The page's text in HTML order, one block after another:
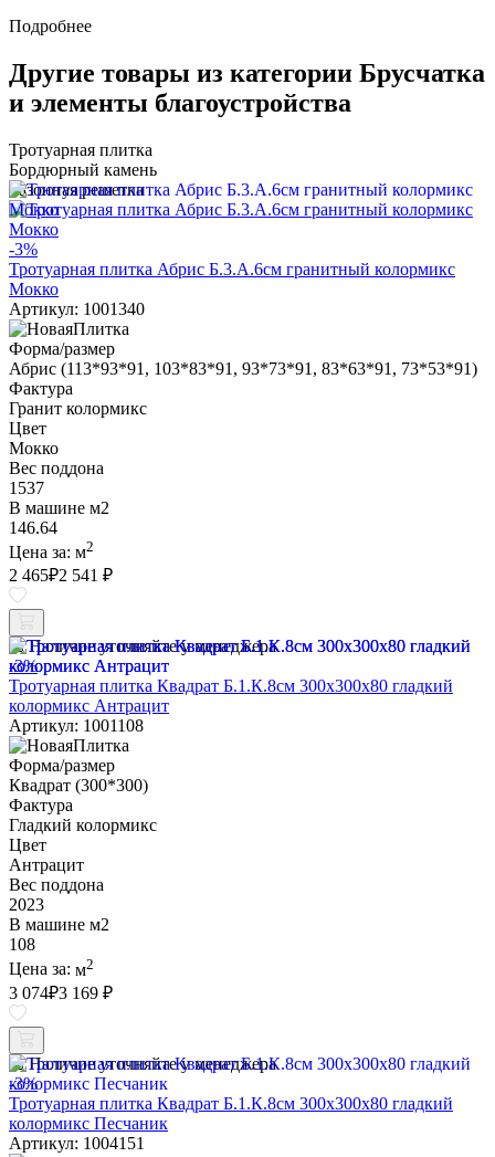
Подробнее
Другие товары из категории Брусчатка
и элементы благоустройства
Тротуарная плитка
Бордюрный камень
Газонная решетка
-3%
Тротуарная плитка Абрис Б.3.А.6см гранитный колормикс
Мокко
Артикул: 1001340
Форма/размер
Абрис (113*93*91, 103*83*91, 93*73*91, 83*63*91, 73*53*91)
Фактура
Гранит колормикс
Цвет
Мокко
Вес поддона
1537
В машине м2
146.64
Цена за: м2
2 465₽2 541 ₽
Наличие уточняйте у менеджера
-3%
Тротуарная плитка Квадрат Б.1.К.8см 300х300х80 гладкий
колормикс Антрацит
Артикул: 1001108
Форма/размер
Квадрат (300*300)
Фактура
Гладкий колормикс
Цвет
Антрацит
Вес поддона
2023
В машине м2
108
Цена за: м2
3 074₽3 169 ₽
Наличие уточняйте у менеджера
-3%
Тротуарная плитка Квадрат Б.1.К.8см 300х300х80 гладкий
колормикс Песчаник
Артикул: 1004151